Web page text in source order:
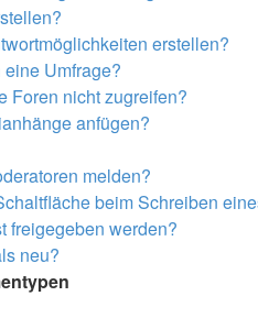
erstellen?
Umfrage?
Foren nicht zugreifen?
anfügen?
melden?
beim Schreiben
freigegeben werden?
neu?